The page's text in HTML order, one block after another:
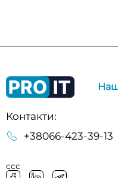
Контакти:
+38066-423-39-13
ссс